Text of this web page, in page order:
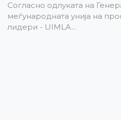
Согласно одлуката на
меѓународната унија на
лидери - UIMLA...